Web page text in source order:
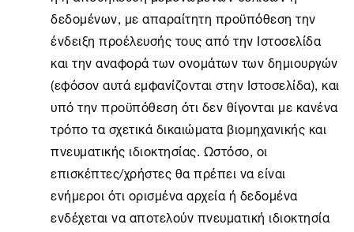
δεδομένων, με απαραίτητη προϋπόθεση την
ένδειξη προέλευσής τους από την Ιστοσελίδα
και την αναφορά των ονομάτων των δημιουργών
(εφόσον αυτά εμφανίζονται στην Ιστοσελίδα), και
υπό την προϋπόθεση ότι δεν θίγονται με κανένα
τρόπο τα σχετικά δικαιώματα βιομηχανικής και
πνευματικής ιδιοκτησίας. Ωστόσο, οι
επισκέπτες/χρήστες θα πρέπει να είναι
ενήμεροι ότι ορισμένα αρχεία ή δεδομένα
ενδέχεται να αποτελούν πνευματική ιδιοκτησία